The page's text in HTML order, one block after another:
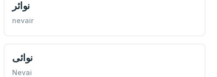
نوائر
nevair
نوائی
Nevai